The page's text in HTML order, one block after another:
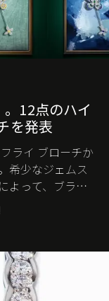
12点のハイ
を発表
ライ ブローチか
希少なジェムス
よって、ブラン
き込む。